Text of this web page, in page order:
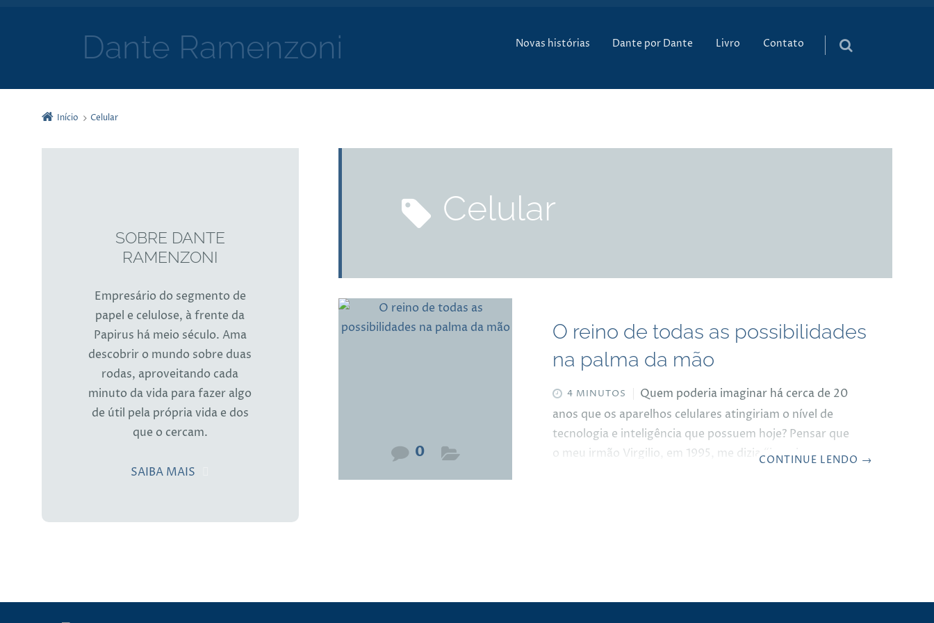
Dante Ramenzoni Pular para o conteúdo
Novas histórias Dante por Dante Livro Contato
Início Celular
Celular
0
O reino de todas as possibilidades
na palma da mão
4 MINUTOS
Quem poderia imaginar há cerca de 20
anos que os aparelhos celulares atingiriam o nível de
tecnologia e inteligência que possuem hoje? Pensar que
o meu irmão Virgilio, em 1995, me dizia “imagina, eu
CONTINUE LENDO →
SOBRE DANTE
RAMENZONI
Empresário do segmento de
papel e celulose, à frente da
Papirus há meio século. Ama
descobrir o mundo sobre duas
rodas, aproveitando cada
minuto da vida para fazer algo
de útil pela própria vida e dos
que o cercam.
SAIBA MAIS